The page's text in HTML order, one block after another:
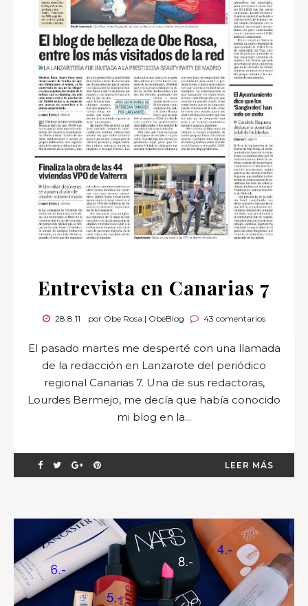
Entrevista en Canarias 7
28.8.11 por Obe Rosa | ObeBlog 43 comentarios
El pasado martes me desperté con una llamada
de la redacción en Lanzarote del periódico
regional Canarias 7. Una de sus redactoras,
Lourdes Bermejo, me decía que había conocido
mi blog en la...
LEER MÁS